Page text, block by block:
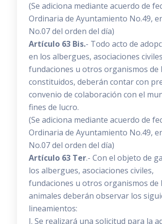
(Se adiciona mediante acuerdo de
Ordinaria de Ayuntamiento No.49,
No.07 del orden del día)
Artículo 63 Bis.- Todo acto de
en los albergues, asociaciones
fundaciones u otros organismos de
constituidos, deberán contar con
convenio de colaboración con el
fines de lucro.
(Se adiciona mediante acuerdo de
Ordinaria de Ayuntamiento No.49,
No.07 del orden del día)
Artículo 63 Ter.- Con el objeto de
los albergues, asociaciones civiles,
fundaciones u otros organismos de
animales deberán observar los
lineamientos:
I. Se realizará una solicitud para la